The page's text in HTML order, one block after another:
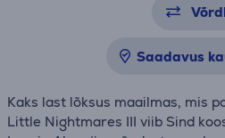
Saadavus
Kaks last lõksus maailmas, mis
Little Nightmares III viib Sind